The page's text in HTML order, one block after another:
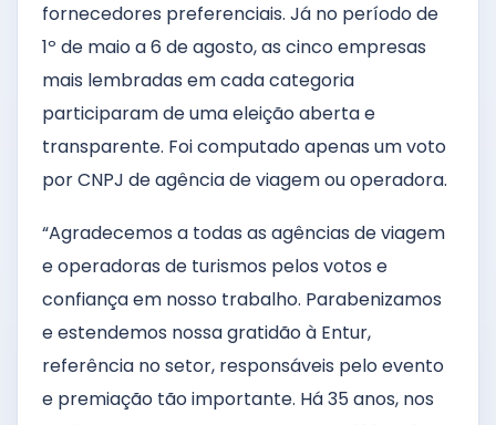
fornecedores preferenciais. Já no período de
1º de maio a 6 de agosto, as cinco empresas
mais lembradas em cada categoria
participaram de uma eleição aberta e
transparente. Foi computado apenas um voto
por CNPJ de agência de viagem ou operadora.
“Agradecemos a todas as agências de viagem
e operadoras de turismos pelos votos e
confiança em nosso trabalho. Parabenizamos
e estendemos nossa gratidão à Entur,
referência no setor, responsáveis pelo evento
e premiação tão importante. Há 35 anos, nos